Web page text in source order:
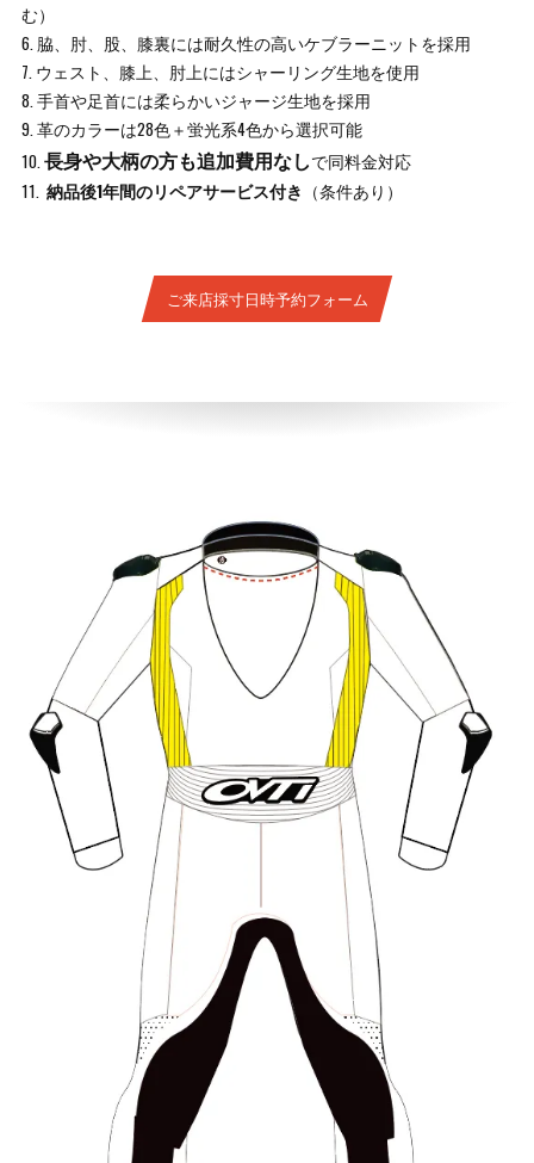
む）
6. 脇、肘、股、膝裏には耐久性の高いケブラーニットを採用
7. ウェスト、膝上、肘上にはシャーリング生地を使用
8. 手首や足首には柔らかいジャージ生地を採用
9. 革のカラーは28色＋蛍光系4色から選択可能
10.長身や大柄の方も追加費用なしで同料金対応
11. 納品後1年間のリペアサービス付き （条件あり）
ご来店採寸日時予約フォーム